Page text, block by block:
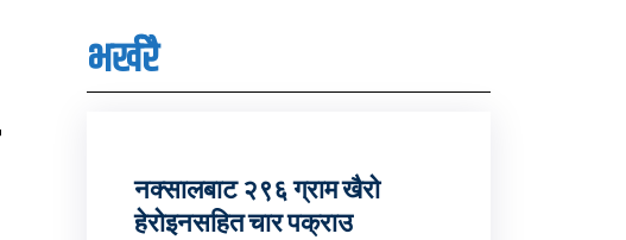
भर्खरै
नक्सालबाट २९६ ग्राम खैरो
हेरोइनसहित चार पक्राउ